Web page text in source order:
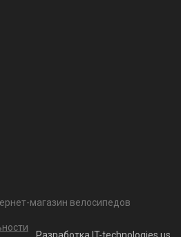
магазин велосипедов